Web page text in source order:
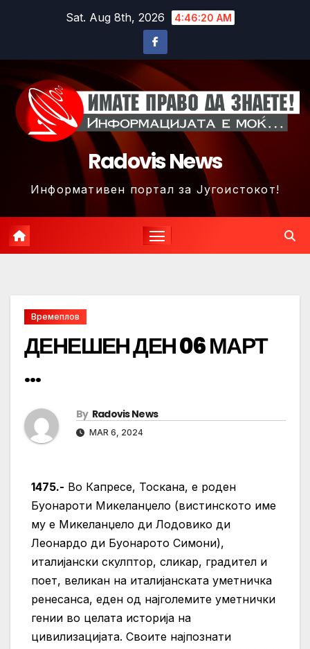
Sat. Aug 8th, 2026 4:46:22 AM
Radovis News
Информативен портал за Југоистокот!
Времеплов
ДЕНЕШЕН ДЕН 06 МАРТ
…
By Radovis News
MAR 6, 2024
1475.- Во Капресе, Тоскана, е роден
Буонароти Микеланџело (вистинското име
му е Микеланџело ди Лодовико ди
Леонардо ди Буонарото Симони),
италијански скулптор, сликар, градител и
поет, великан на италијанската уметничка
ренесанса, еден од најголемите уметнички
гении во целата историја на
цивилизацијата. Своите најпознати